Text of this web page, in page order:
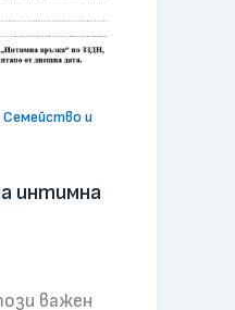
Семейство и
интимна
важен